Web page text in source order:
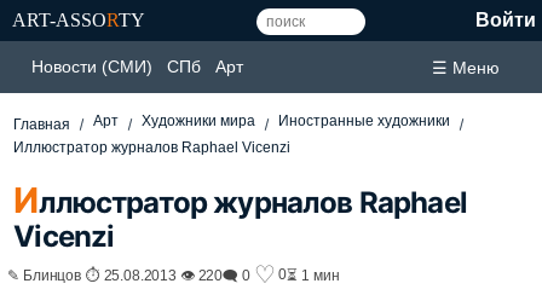
ART-ASSORTY Войти
Новости (СМИ) СПб Арт ☰ Меню
Главная Арт Художники мира
Иностранные художники
Иллюстратор журналов Raphael Vicenzi
Иллюстратор журналов Raphael
Vicenzi
✎ Блинцов ⏱ 25.08.2013 👁 220🗨 0 ♡ 0⏳ 1 мин